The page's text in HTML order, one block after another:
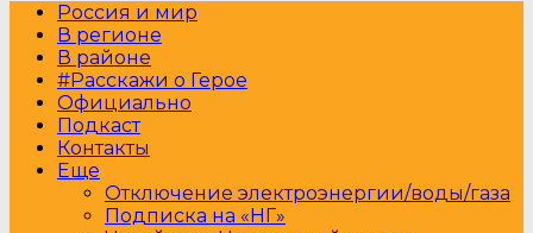
Россия и мир
В регионе
В районе
#Расскажи о Герое
Официально
Подкаст
Контакты
Еще
Отключение электроэнергии/воды/газа
Подписка на «НГ»